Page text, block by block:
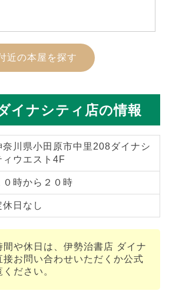
近の本屋を探す
イナシティ店の情報
奈川県小田原市中里208ダイナシ
ィウエスト4F
０時から２０時
休日なし
間や休日は、伊勢治書店 ダイナ
接お問い合わせいただくか公式
ださい。